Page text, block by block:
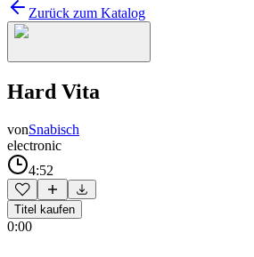
Zurück zum Katalog
Hard Vita
vonSnabisch
electronic
4:52
Titel kaufen
0:00